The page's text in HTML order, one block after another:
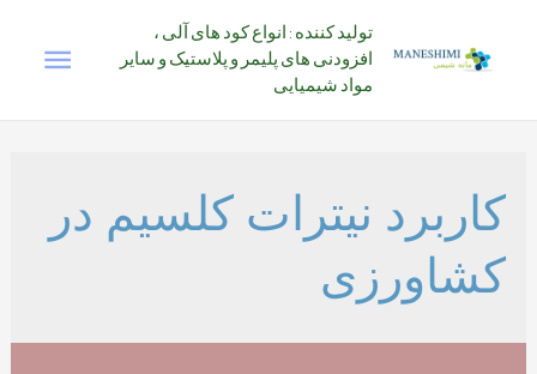
تولید کننده : انواع کود های آلی ،
افزودنی های پلیمر و پلاستیک و سایر
مواد شیمیایی
کاربرد نیترات کلسیم در
کشاورزی